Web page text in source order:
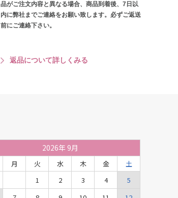
品がご注文内容と異なる場合、商品到着後、7日以
内に弊社までご連絡をお願い致します。必ずご返送
前にご連絡下さい。
返品について詳しくみる
2026年 9月
月 火 水 木 金
土
1
2 3 4
5